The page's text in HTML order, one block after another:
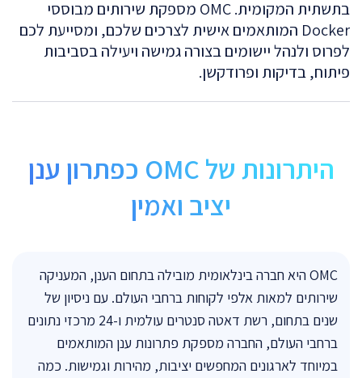
בתשתית המקומית. OMC מספקת שירותים מבוססי
Docker המותאמים אישית לצרכים שלכם, ומסייעת לכם
לפרוס ולנהל יישומים בצורה גמישה ויעילה בסביבות
פיתוח, בדיקות ופרודקשן.
היתרונות של OMC כפתרון ענן
יציב ואמין
OMC היא חברה בינלאומית מובילה בתחום הענן, המעניקה
שירותים למאות אלפי לקוחות ברחבי העולם. עם ניסיון של
שנים בתחום, רשת דאטה סנטרים עולמית ו-24 מרכזי נתונים
ברחבי העולם, החברה מספקת פתרונות ענן המותאמים
במיוחד לארגונים המחפשים יציבות, מהירות וגמישות. כמה